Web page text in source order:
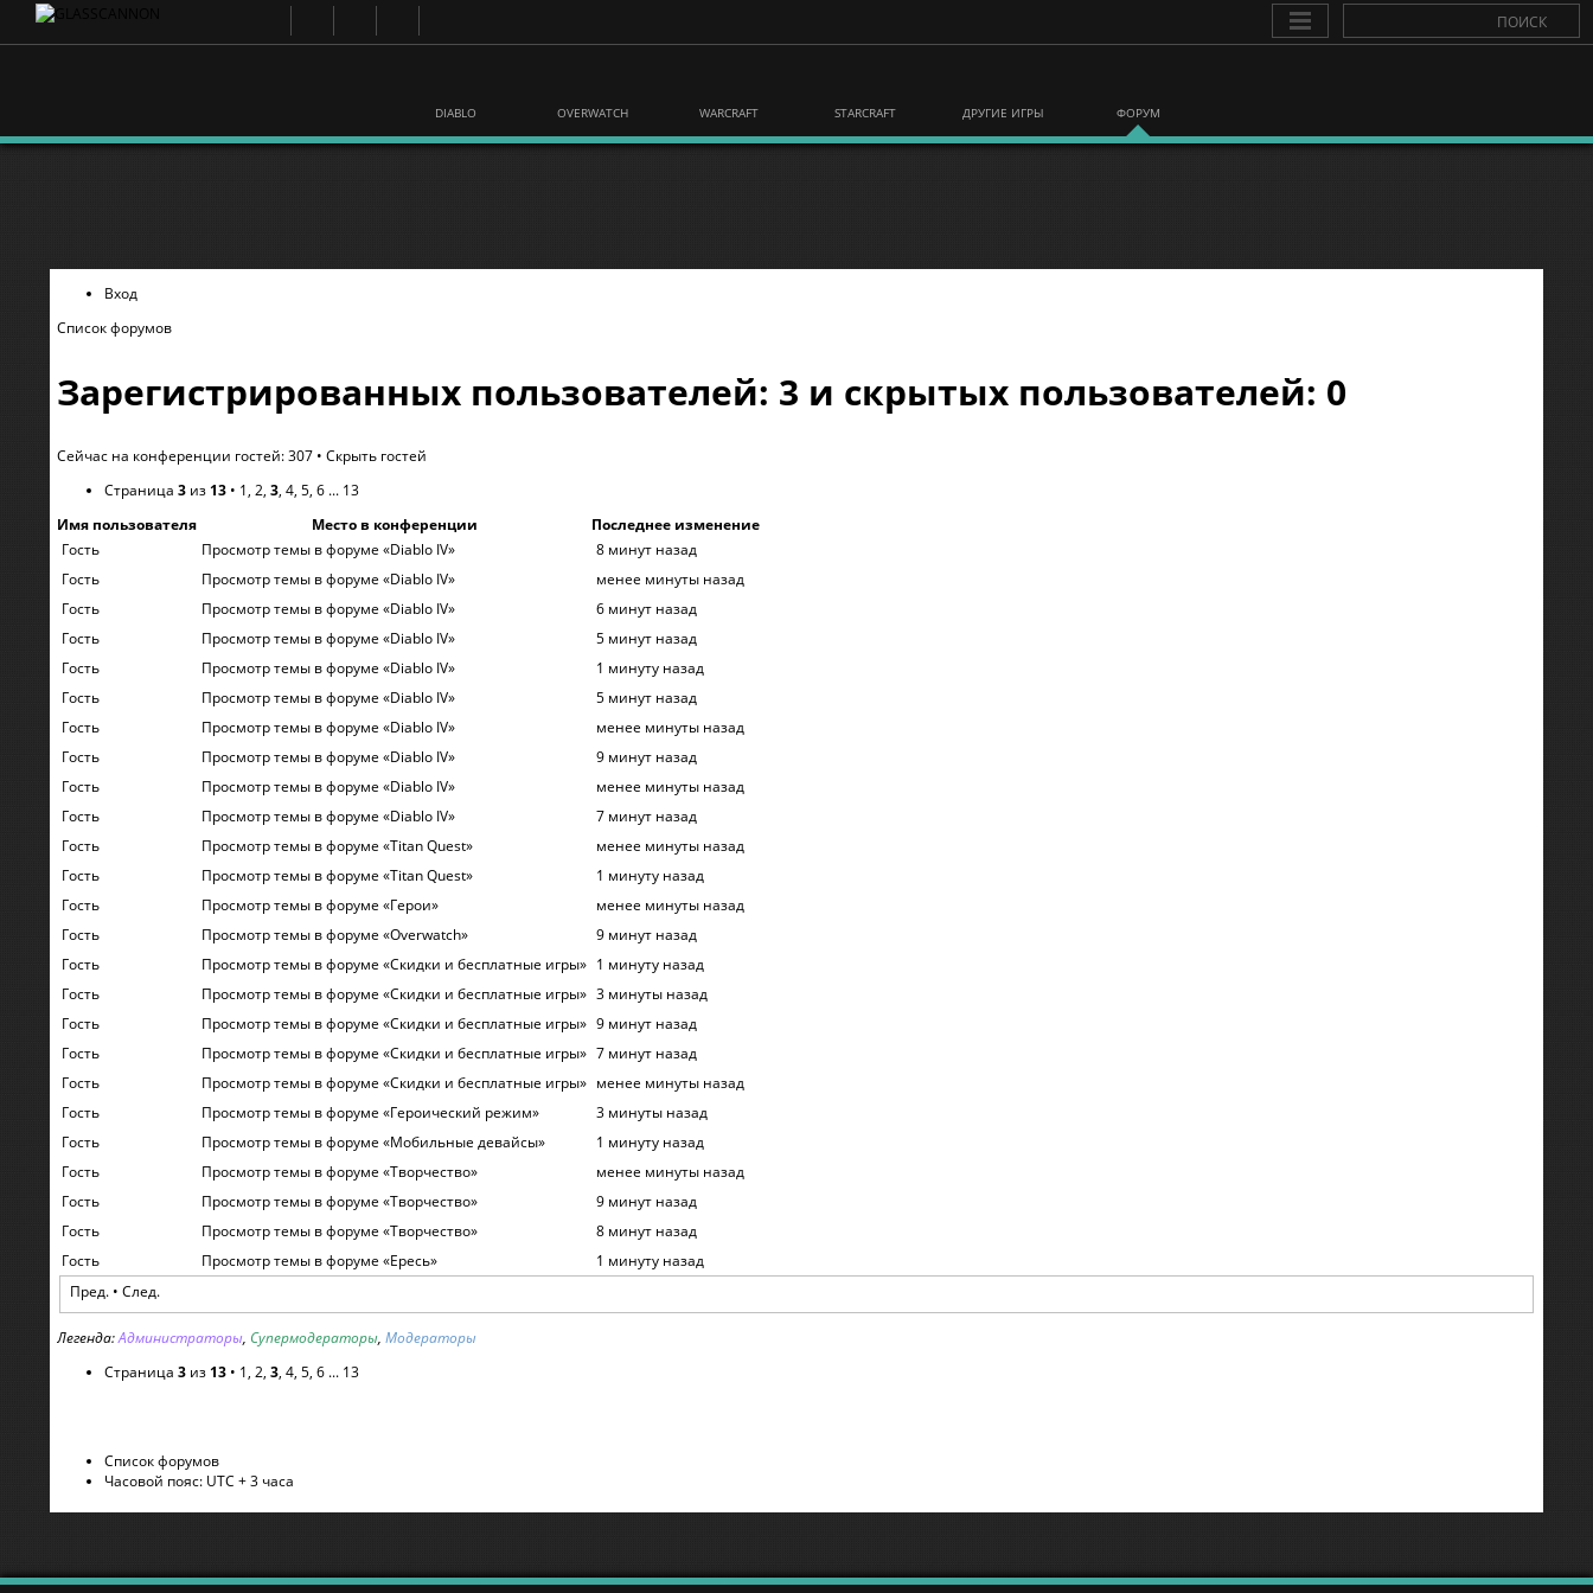
DIABLO OVERWATCH WARCRAFT STARCRAFT ДРУГИЕ ИГРЫ ФОРУМ
Вход
Список форумов
Зарегистрированных пользователей: 3 и скрытых пользователей: 0
Сейчас на конференции гостей: 307 • Скрыть гостей
Страница 3 из 13 • 1, 2, 3, 4, 5, 6 ... 13
Имя пользователя
Место в конференции
Последнее изменение
Гость
Просмотр темы в форуме «Diablo IV»
8 минут назад
Гость
Просмотр темы в форуме «Diablo IV»
менее минуты назад
Гость
Просмотр темы в форуме «Diablo IV»
6 минут назад
Гость
Просмотр темы в форуме «Diablo IV»
5 минут назад
Гость
Просмотр темы в форуме «Diablo IV»
1 минуту назад
Гость
Просмотр темы в форуме «Diablo IV»
5 минут назад
Гость
Просмотр темы в форуме «Diablo IV»
менее минуты назад
Гость
Просмотр темы в форуме «Diablo IV»
9 минут назад
Гость
Просмотр темы в форуме «Diablo IV»
менее минуты назад
Гость
Просмотр темы в форуме «Diablo IV»
7 минут назад
Гость
Просмотр темы в форуме «Titan Quest»
менее минуты назад
Гость
Просмотр темы в форуме «Titan Quest»
1 минуту назад
Гость
Просмотр темы в форуме «Герои»
менее минуты назад
Гость
Просмотр темы в форуме «Overwatch»
9 минут назад
Гость
Просмотр темы в форуме «Скидки и бесплатные игры» 1 минуту назад
Гость
Просмотр темы в форуме «Скидки и бесплатные игры» 3 минуты назад
Гость
Просмотр темы в форуме «Скидки и бесплатные игры» 9 минут назад
Гость
Просмотр темы в форуме «Скидки и бесплатные игры» 7 минут назад
Гость
Просмотр темы в форуме «Скидки и бесплатные игры» менее минуты назад
Гость
Просмотр темы в форуме «Героический режим»
3 минуты назад
Гость
Просмотр темы в форуме «Мобильные девайсы»
1 минуту назад
Гость
Просмотр темы в форуме «Творчество»
менее минуты назад
Гость
Просмотр темы в форуме «Творчество»
9 минут назад
Гость
Просмотр темы в форуме «Творчество»
8 минут назад
Гость
Просмотр темы в форуме «Ересь»
1 минуту назад
Пред.• След.
Легенда:Администраторы, Супермодераторы, Модераторы
Страница 3 из 13 • 1, 2, 3, 4, 5, 6 ... 13
Список форумов
Часовой пояс: UTC + 3 часа